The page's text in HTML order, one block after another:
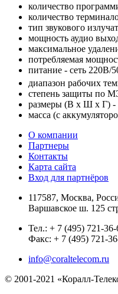
количество
количество
тип звукового
мощность аудио
максимальное
потребляемая
питание - сеть 220В/
диапазон рабочих
степень защиты по
размеры (В х Ш х Г) -
масса (с
О компании
Партнеры
Контакты
Карта сайта
Вход для партнёров
117587, Москва,
Варшавское ш. 125
Тел.: + 7 (495) 721-36-
Факс: + 7 (495) 721-
info@coraltelecom.ru
© 2001-2021 «Коралл-